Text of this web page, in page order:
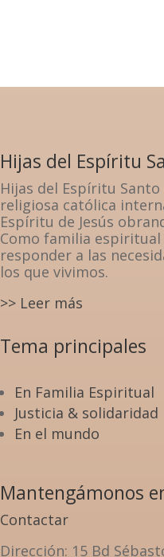
Hijas del Espíritu
Hijas del Espíritu
religiosa católica
Espíritu de Jesús
Como familia espiritual
responder a las
los que vivimos.
>> Leer más
Tema principales
En Familia Espiritual
Justicia & solidaridad
En el mundo
Mantengámonos
Contactar
Dirección: 15 Bd